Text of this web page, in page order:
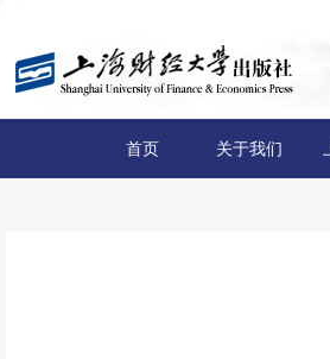
首页 关于我们